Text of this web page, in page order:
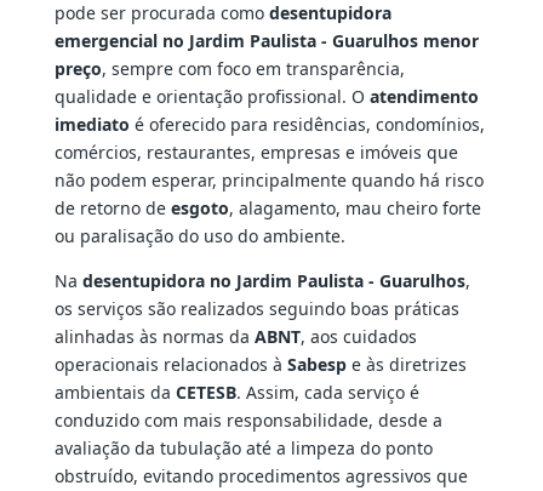
pode ser procurada como desentupidora
emergencial no Jardim Paulista - Guarulhos menor
preço, sempre com foco em transparência,
qualidade e orientação profissional. O atendimento
imediato é oferecido para residências, condomínios,
comércios, restaurantes, empresas e imóveis que
não podem esperar, principalmente quando há risco
de retorno de esgoto, alagamento, mau cheiro forte
ou paralisação do uso do ambiente.
Na desentupidora no Jardim Paulista - Guarulhos,
os serviços são realizados seguindo boas práticas
alinhadas às normas da ABNT, aos cuidados
operacionais relacionados à Sabespe às diretrizes
ambientais da CETESB. Assim, cada serviço é
conduzido com mais responsabilidade, desde a
avaliação da tubulação até a limpeza do ponto
obstruído, evitando procedimentos agressivos que